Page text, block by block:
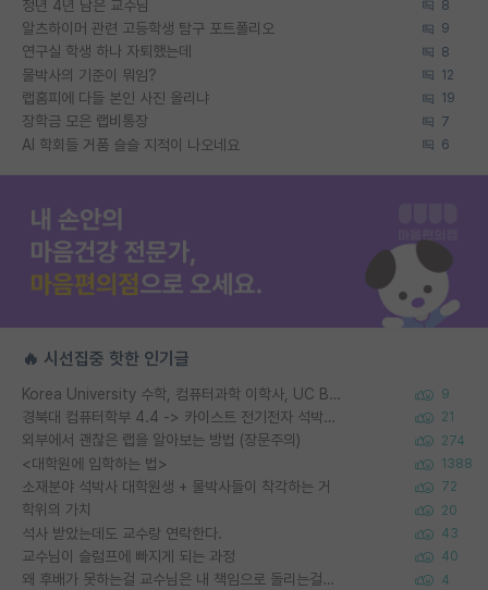
정년 4년 남은 교수님 8
알츠하이머 관련 고등학생 탐구 포트폴리오 9
연구실 학생 하나 자퇴했는데 8
물박사의 기준이 뭐임? 12
랩홈피에 다들 본인 사진 올리냐 19
장학금 모은 랩비통장 7
AI 학회들 거품 슬슬 지적이 나오네요 6
🔥 시선집중 핫한 인기글
Korea University 수학, 컴퓨터과학 이학사, UC Berkeley 산업공학 대학원 공학박사가 되는 것은 쉽지 않겠죠? 9
경북대 컴퓨터학부 4.4 -> 카이스트 전기전자 석박사통합과정 합격 21
외부에서 괜찮은 랩을 알아보는 방법 (장문주의) 274
<대학원에 입학하는 법> 1388
소재분야 석박사 대학원생 + 물박사들이 착각하는 거 72
학위의 가치 20
석사 받았는데도 교수랑 연락한다. 43
교수님이 슬럼프에 빠지게 되는 과정 40
왜 후배가 못하는걸 교수님은 내 책임으로 돌리는걸까요? 4